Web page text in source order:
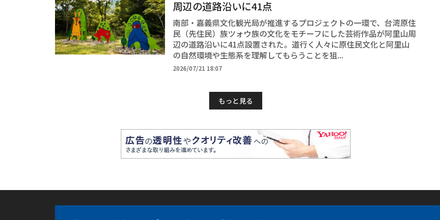
周辺の道路沿いに41点
南部・嘉義県文化観光局が推進するプロジェクトの一環で、台湾原住
民（先住民）族ツォウ族の文化をモチーフにした芸術作品が阿里山周
辺の道路沿いに41点設置された。道行く人々に原住民文化と阿里山
の自然環境や生態系を理解してもらうことを狙...
2026/07/21 18:07
もっと見る